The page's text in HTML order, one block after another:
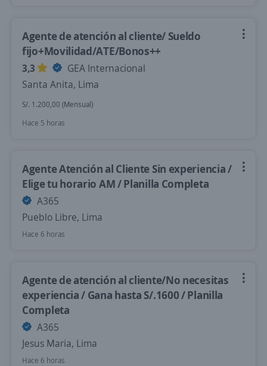
Agente de atención al cliente/ Sueldo
fijo+Movilidad/ATE/Bonos++
3,3
GEA Internacional
Santa Anita, Lima
S/. 1.200,00 (Mensual)
Hace 5 horas
Agente Atención al Cliente Sin experiencia /
Elige tu horario AM / Planilla Completa
A365
Pueblo Libre, Lima
Hace 6 horas
Agente de atención al cliente/No necesitas
experiencia / Gana hasta S/.1600 / Planilla
Completa
A365
Jesus Maria, Lima
Hace 6 horas